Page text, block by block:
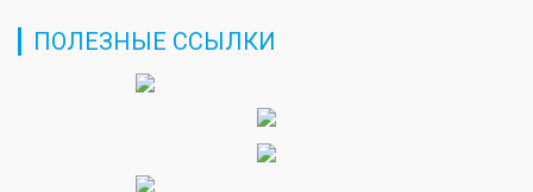
ПОЛЕЗНЫЕ ССЫЛКИ